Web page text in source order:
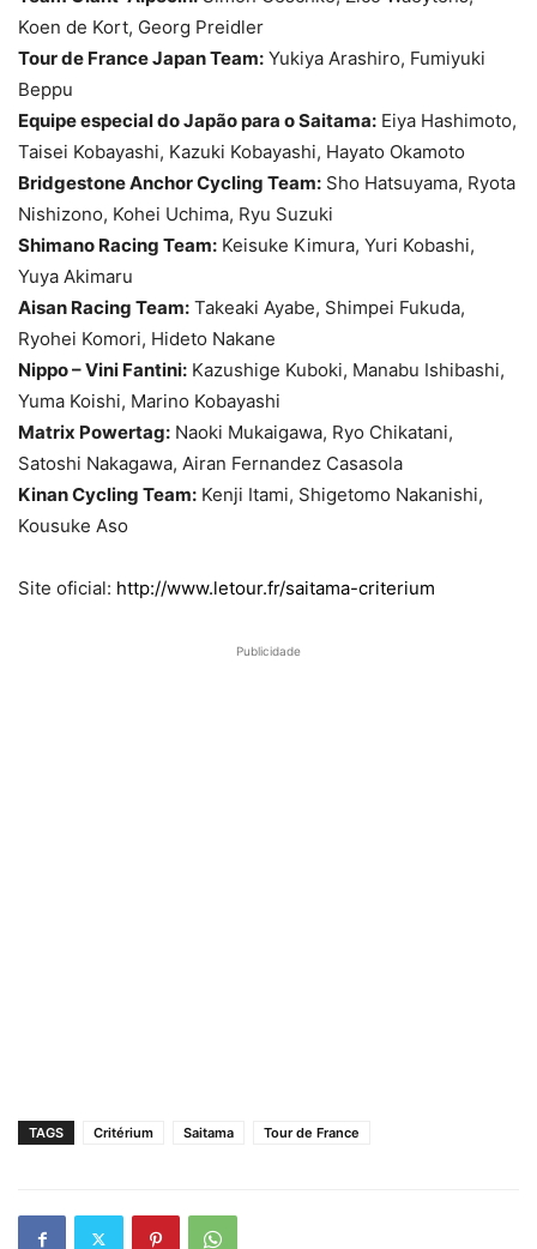
Koen de Kort, Georg Preidler
Tour de France Japan Team: Yukiya Arashiro, Fumiyuki
Beppu
Equipe especial do Japão para o Saitama: Eiya Hashimoto,
Taisei Kobayashi, Kazuki Kobayashi, Hayato Okamoto
Bridgestone Anchor Cycling Team: Sho Hatsuyama, Ryota
Nishizono, Kohei Uchima, Ryu Suzuki
Shimano Racing Team: Keisuke Kimura, Yuri Kobashi,
Yuya Akimaru
Aisan Racing Team: Takeaki Ayabe, Shimpei Fukuda,
Ryohei Komori, Hideto Nakane
Nippo – Vini Fantini: Kazushige Kuboki, Manabu Ishibashi,
Yuma Koishi, Marino Kobayashi
Matrix Powertag: Naoki Mukaigawa, Ryo Chikatani,
Satoshi Nakagawa, Airan Fernandez Casasola
Kinan Cycling Team: Kenji Itami, Shigetomo Nakanishi,
Kousuke Aso
Site oficial: http://www.letour.fr/saitama-criterium
Publicidade
TAGS Critérium Saitama Tour de France